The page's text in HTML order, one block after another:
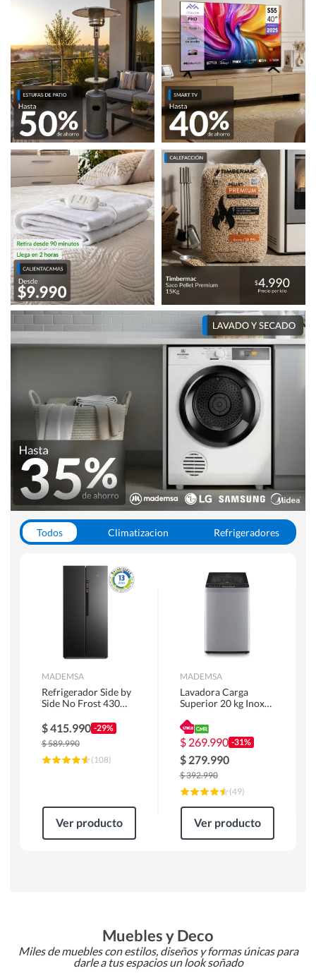
Todos Climatizacion
Refrigeradores
Hornos y Microondas
MADEMSA
Refrigerador Side by
Side No Frost 430
MAS430B
$415.990 -29%
$589.990
(108)
Ver producto
MADEMSA
Lavadora Carga
Superior 20 kg Inox
$ 269.990 -31%
$ 279.990
$392.990
(49)
Ver producto
Muebles y Deco
Miles de muebles con estilos, diseños y formas únicas para
darle a tus espacios un look soñado